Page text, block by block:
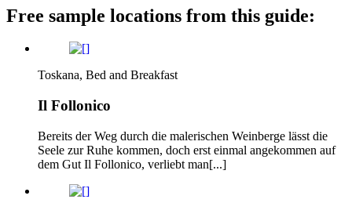
Free sample locations from this guide:
Toskana, Bed and Breakfast
Il Follonico
Bereits der Weg durch die malerischen Weinberge lässt die
Seele zur Ruhe kommen, doch erst einmal angekommen auf
dem Gut Il Follonico, verliebt man[...]